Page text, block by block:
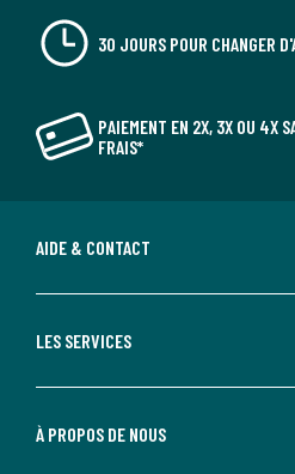
30 JOURS POUR CHANGER
PAIEMENT EN 2X, 3X OU 4X
FRAIS*
AIDE & CONTACT
LES SERVICES
À PROPOS DE NOUS